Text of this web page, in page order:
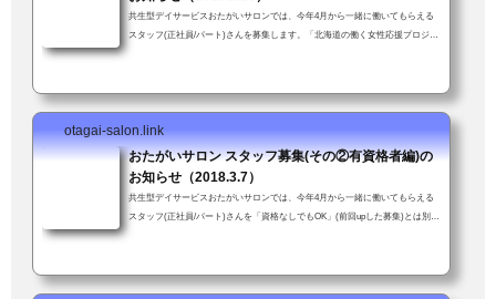
共生型デイサービスおたがいサロンでは、今年4月から一緒に働いてもらえる
スタッフ(正社員/パート)さんを募集します。「北海道の働く女性応援プロジェ
齢も問いません。ただし車の普通免許を持ってて送迎業務に支障がなければ。
子育て中の方も安心。お子さん連れて来ての勤務も可！(いや、むしろ大歓
迎！)「送迎業務が可能である旨も強調して下さい」とスタッフかわちゃんに
つっこまれた...
otagai-salon.link
おたがいサロン スタッフ募集(その②有資格者編)の
お知らせ（2018.3.7）
共生型デイサービスおたがいサロンでは、今年4月から一緒に働いてもらえる
スタッフ(正社員/パート)さんを「資格なしでもOK」(前回upした募集)とは別に
てて送迎業務に支障がないこと。子育て中の方も安心。お子さん連れて来ての
勤務も可！(いや、むしろ大歓迎！)「スタッフ募集のお知らせ」ではあります